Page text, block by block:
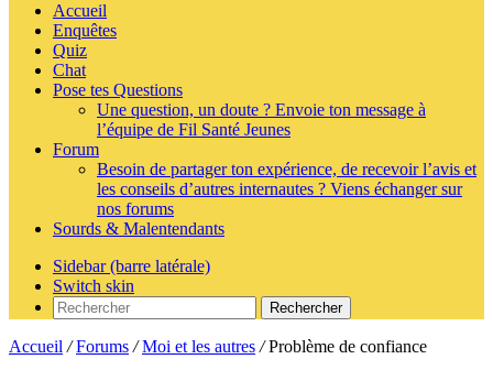
Accueil
Enquêtes
Quiz
Chat
Pose tes Questions
Une question, un doute ? Envoie ton message à
l’équipe de Fil Santé Jeunes
Forum
Besoin de partager ton expérience, de recevoir l’avis et
les conseils d’autres internautes ? Viens échanger sur
nos forums
Sourds & Malentendants
Sidebar (barre latérale)
Switch skin
Rechercher
Accueil / Forums / Moi et les autres / Problème de confiance